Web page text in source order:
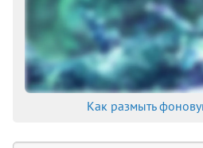
Как размыть
content
content-visibility
counter-increment
counter-reset